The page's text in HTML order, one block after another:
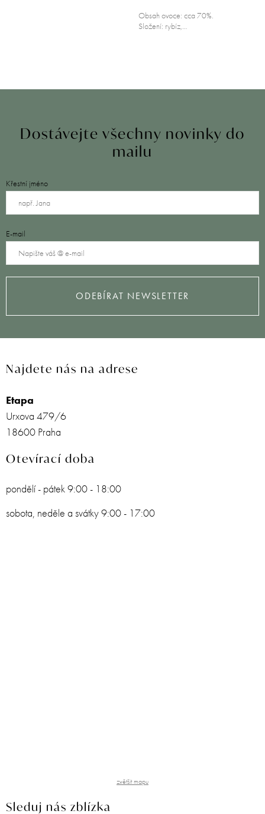
Obsah ovoce: cca 70%.
Složení: rybíz,…
Dostávejte všechny novinky do
mailu
Křestní jméno
E-mail
ODEBÍRAT NEWSLETTER
Najdete nás na adrese
Etapa
Urxova 479/6
18600 Praha
Otevírací doba
pondělí - pátek 9:00 - 18:00
sobota, neděle a svátky 9:00 - 17:00
zvětšit mapu
Sleduj nás zblízka